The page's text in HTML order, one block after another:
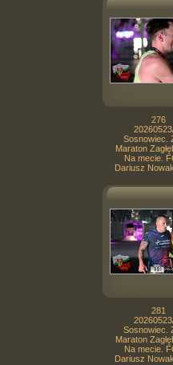
276
Sosnowiec.
Maraton
Na mecie.
Dariusz
281
Sosnowiec.
Maraton
Na mecie.
Dariusz